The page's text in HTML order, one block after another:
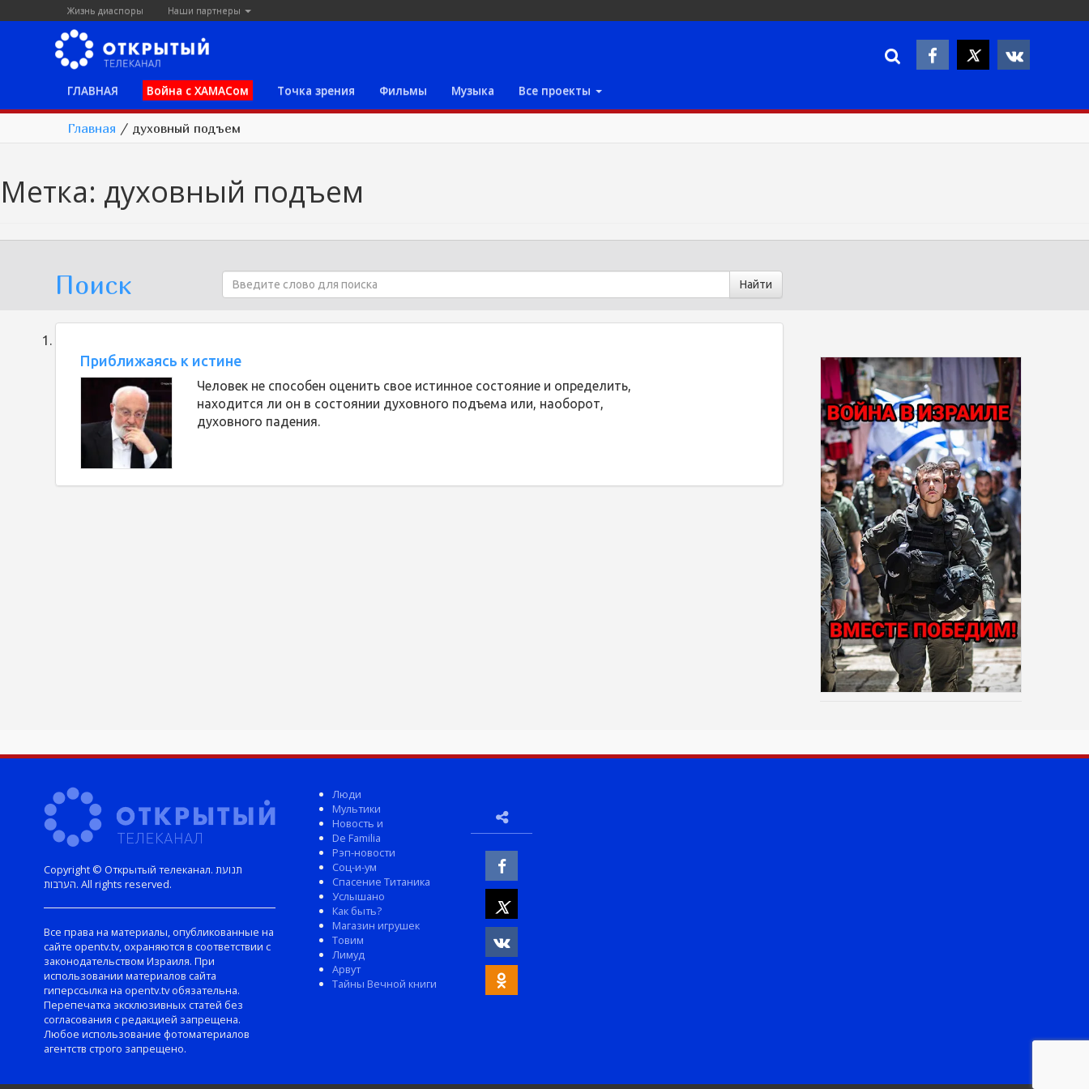
Жизнь диаспоры Наши партнеры
ГЛАВНАЯ Война с ХАМАСом Точка зрения Фильмы Музыка Все проекты
Главная / духовный подъем
Метка: духовный подъем
Поиск
Приближаясь к истине
Человек не способен оценить свое истинное состояние и определить,
находится ли он в состоянии духовного подъема или, наоборот,
духовного падения.
Copyright © Открытый телеканал. תנועת
הערבות. All rights reserved.
Все права на материалы, опубликованные на
сайте opentv.tv, охраняются в соответствии с
законодательством Израиля. При
использовании материалов сайта
гиперссылка на opentv.tv обязательна.
Перепечатка эксклюзивных статей без
согласования с редакцией запрещена.
Любое использование фотоматериалов
агентств строго запрещено.
Люди
Мультики
Новость и
De Familia
Рэп-новости
Соц-и-ум
Спасение Титаника
Услышано
Как быть?
Магазин игрушек
Товим
Лимуд
Арвут
Тайны Вечной книги